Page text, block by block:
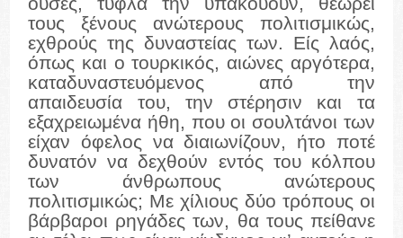
τους ξένους ανώτερους πολιτισμικώς,
εχθρούς της δυναστείας των. Είς λαός,
όπως και ο τουρκικός, αιώνες αργότερα,
καταδυναστευόμενος από την
απαιδευσία του, την στέρησιν και τα
εξαχρειωμένα ήθη, που οι σουλτάνοι των
είχαν όφελος να διαιωνίζουν, ήτο ποτέ
δυνατόν να δεχθούν εντός του κόλπου
των άνθρωπους ανώτερους
πολιτισμικώς; Με χίλιους δύο τρόπους οι
βάρβαροι ρηγάδες των, θα τους πείθανε